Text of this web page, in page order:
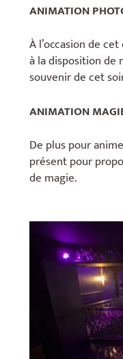
ANIMATION
À l’occasion de
à la disposition de
souvenir de cet
ANIMATION
De plus pour
présent pour
de magie.